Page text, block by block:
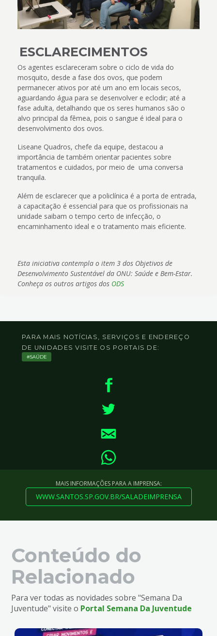
ESCLARECIMENTOS
Os agentes esclareceram sobre o ciclo de vida do
mosquito, desde a fase dos ovos, que podem
permanecer ativos por até um ano em locais secos,
aguardando água para se desenvolver e eclodir; até a
fase adulta, detalhando que os seres humanos são o
alvo principal da fêmea, pois o sangue é ideal para o
desenvolvimento dos ovos.
Liseane Quadros, chefe da equipe, destacou a
importância de também orientar pacientes sobre
tratamentos e cuidados, por meio de uma conversa
tranquila.
Além de esclarecer que a policlínica é a porta de entrada,
a capacitação é essencial para que os profissionais na
unidade saibam o tempo certo de infecção, o
encaminhamento ideal e o tratamento mais eficiente.
Esta iniciativa contempla o item 3 dos Objetivos de
Desenvolvimento Sustentável da ONU: Saúde e Bem-Estar.
Conheça os outros artigos dos ODS
PARA MAIS NOTÍCIAS, SERVIÇOS E ENDEREÇO
DE UNIDADES VISITE OS PORTAIS DE:
SAÚDE
MAIS INFORMAÇÕES PARA A IMPRENSA:
WWW.SANTOS.SP.GOV.BR/SALADEIMPRENSA
Conteúdo do
Relacionado
Para ver todas as novidades sobre "Semana Da
Juventude" visite o Portal Semana Da Juventude